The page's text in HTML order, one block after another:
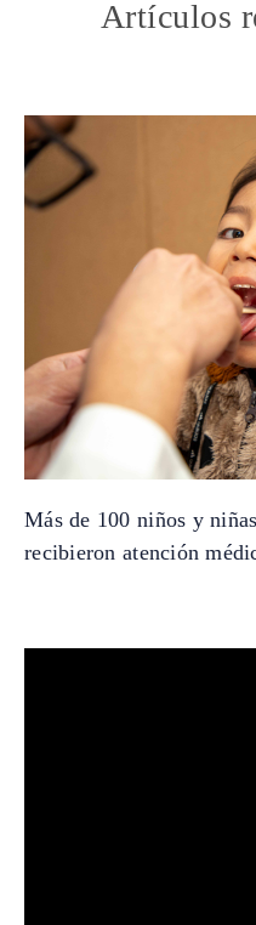
Artículos
Más de 100 niños y
recibieron atención